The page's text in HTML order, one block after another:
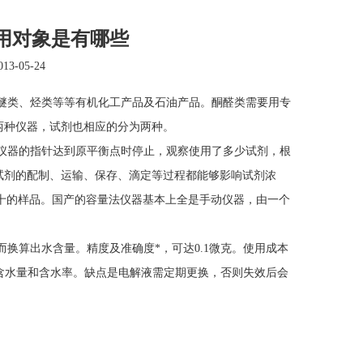
对象是有哪些
05-24
烃类等等有机化工产品及石油产品。酮醛类需要用专
仪器，试剂也相应的分为两种。
的指针达到原平衡点时停止，观察使用了多少试剂，根
的配制、运输、保存、滴定等过程都能够影响试剂浓
样品。国产的容量法仪器基本上全是手动仪器，由一个
出水含量。精度及准确度*，可达0.1微克。使用成本
量和含水率。缺点是电解液需定期更换，否则失效后会